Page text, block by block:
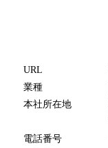
URL
業種
本社所在地
電話番号